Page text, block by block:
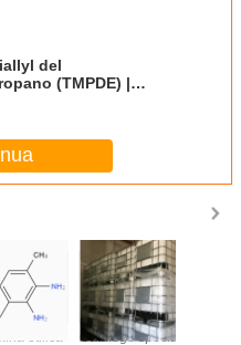
del
(TMPDE) |
etilica Catalogo speciale